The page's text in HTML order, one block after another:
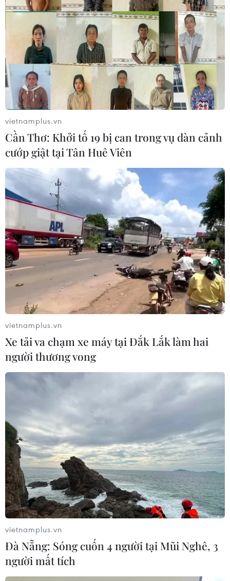
vietnamplus.vn
Cần Thơ: Khởi tố 19 bị can trong vụ dàn cảnh
cướp giật tại Tân Huê Viên
vietnamplus.vn
Xe tải va chạm xe máy tại Đắk Lắk làm hai
người thương vong
vietnamplus.vn
Đà Nẵng: Sóng cuốn 4 người tại Mũi Nghê, 3
người mất tích